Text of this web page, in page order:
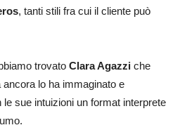
, tanti stili fra cui il cliente può
trovato Clara Agazzi che
lo ha immaginato e
sue intuizioni un format interprete